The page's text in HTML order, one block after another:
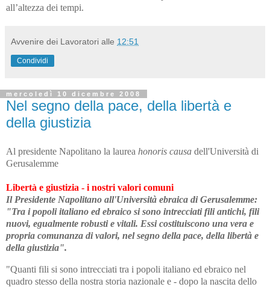
all’altezza dei tempi.
Avvenire dei Lavoratori alle 12:51
Condividi
mercoledì 10 dicembre 2008
Nel segno della pace, della libertà e
della giustizia
Al presidente Napolitano la laurea honoris causa dell'Università di
Gerusalemme
Libertà e giustizia - i nostri valori comuni
Il Presidente Napolitano all'Università ebraica di Gerusalemme:
"Tra i popoli italiano ed ebraico si sono intrecciati fili antichi, fili
nuovi, egualmente robusti e vitali. Essi costituiscono una vera e
propria comunanza di valori, nel segno della pace, della libertà e
della giustizia".
"Quanti fili si sono intrecciati tra i popoli italiano ed ebraico nel
quadro stesso della nostra storia nazionale e - dopo la nascita dello